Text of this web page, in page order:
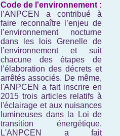
Code de l'environnement :
l’ANPCEN a contribué à
faire reconnaître l’enjeu de
l’environnement nocturne
dans les lois Grenelle de
l’environnement et suit
chacune des étapes de
l’élaboration des décrets et
arrêtés associés. De même,
l'ANPCEN a fait inscrire en
2015 trois articles relatifs à
l'éclairage et aux nuisances
lumineuses dans la Loi de
transition énergétique.
L'ANPCEN a fait